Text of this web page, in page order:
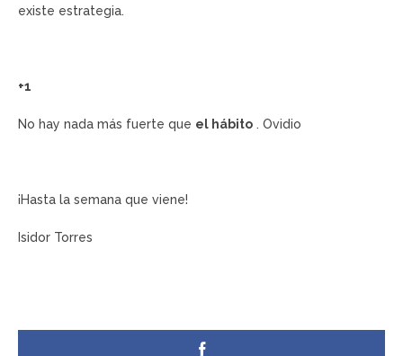
existe estrategia.
+1
No hay nada más fuerte que el hábito . Ovidio
¡Hasta la semana que viene!
Isidor Torres